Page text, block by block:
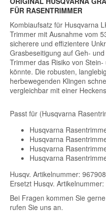
FÜR RASENTRIMMER
Kombiaufsatz für Husqvarna
Trimmer mit Ausnahme vom
sicherere und effizientere
Grasbeseitigung auf Geh-
Trimmer das Risiko von
könnte. Die robusten,
herbewegenden Klingen
vergleichbar mit einer
Passt für (Husqvarna
Husqvarna
Husqvarna
Husqvarna
Husqvarna
Husqv. Artikelnummer:
Ersetzt Husqv.
Bei Fragen kommen Sie
rufen Sie uns an.